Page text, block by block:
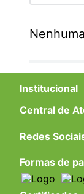
Título
Avalie
★ ★
Institucional
Central de
Redes
Formas de